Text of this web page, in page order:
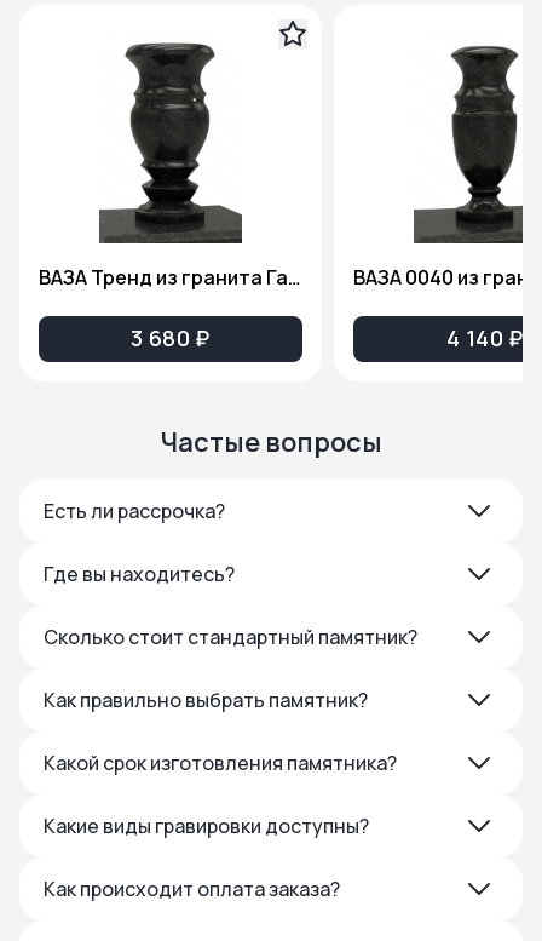
ВАЗА Тренд из гранита Габбро Диабаз
3 680 ₽ 4 140 ₽
Частые вопросы
Есть ли рассрочка?
Где вы находитесь?
Сколько стоит стандартный памятник?
Как правильно выбрать памятник?
Какой срок изготовления памятника?
Какие виды гравировки доступны?
Как происходит оплата заказа?